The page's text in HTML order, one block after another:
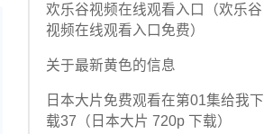
欢乐谷视频在线观看入口（欢乐谷
视频在线观看入口免费）
关于最新黄色的信息
日本大片免费观看在第01集给我下
载37（日本大片 720p 下载）